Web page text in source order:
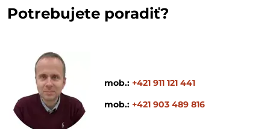
Potrebujete poradiť?
mob.: +421 911 121 441
mob.: +421 903 489 816